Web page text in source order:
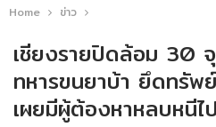
Home ข่าว
เชียงรายปิดล้อม 30
ทหารขนยาบ้า ยึดทรั
เผยมีผู้ต้องหาหลบหนี